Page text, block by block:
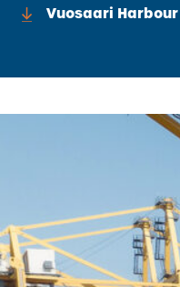
Vuosaari